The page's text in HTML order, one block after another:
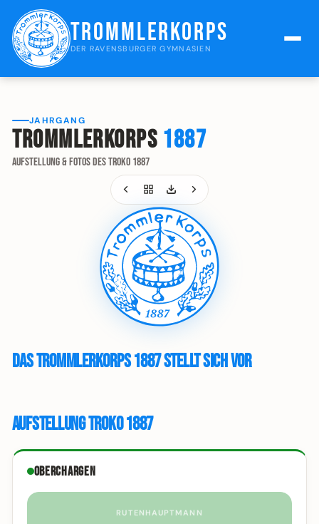
Trommlerkorps
DER RAVENSBURGER GYMNASIEN
JAHRGANG
Trommlerkorps 1887
Aufstellung & Fotos des Troko 1887
Das Trommlerkorps 1887 stellt sich vor
Aufstellung Troko 1887
Oberchargen
RUTENHAUPTMANN